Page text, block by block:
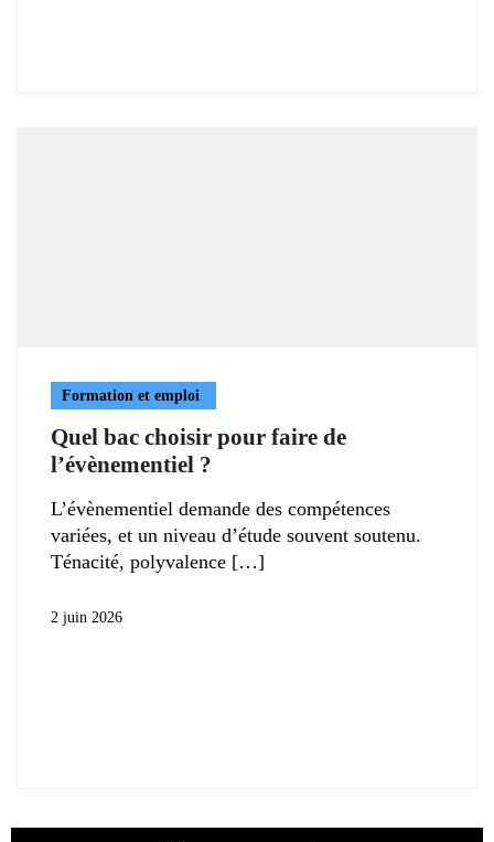
Formation et emploi
Quel bac choisir pour faire de
l’évènementiel ?
L’évènementiel demande des compétences
variées, et un niveau d’étude souvent soutenu.
Ténacité, polyvalence
2 juin 2026